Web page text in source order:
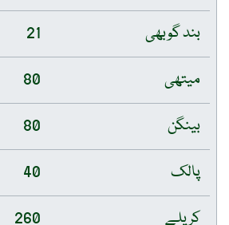
بند گوبھی
21
میتھی
80
بینگن
80
پالک
40
کریلے
260